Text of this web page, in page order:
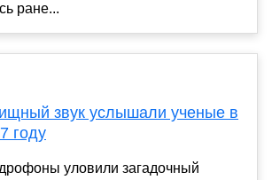
ране...
звук услышали ученые в
году
уловили загадочный